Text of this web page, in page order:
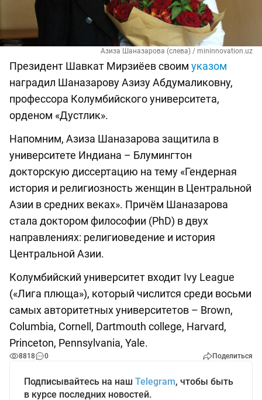
Азиза Шаназарова (слева) / mininnovation.uz
Президент Шавкат Мирзиёев своим указом
наградил Шаназарову Азизу Абдумаликовну,
профессора Колумбийского университета,
орденом «Дустлик».
Напомним, Азиза Шаназарова защитила в
университете Индиана – Блумингтон
докторскую диссертацию на тему «Гендерная
история и религиозность женщин в Центральной
Азии в средних веках». Причём Шаназарова
стала доктором философии (PhD) в двух
направлениях: религиоведение и история
Центральной Азии.
Колумбийский университет входит Ivy League
(«Лига плюща»), который числится среди восьми
самых авторитетных университетов – Brown,
Columbia, Cornell, Dartmouth college, Harvard,
Princeton, Pennsylvania, Yale.
8818 0 Поделиться
Подписывайтесь на наш Telegram, чтобы быть
в курсе последних новостей.